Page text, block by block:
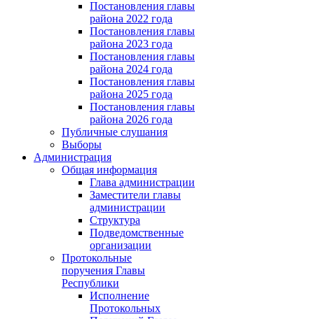
Постановления главы
района 2022 года
Постановления главы
района 2023 года
Постановления главы
района 2024 года
Постановления главы
района 2025 года
Постановления главы
района 2026 года
Публичные слушания
Выборы
Администрация
Общая информация
Глава администрации
Заместители главы
администрации
Структура
Подведомственные
организации
Протокольные
поручения Главы
Республики
Исполнение
Протокольных